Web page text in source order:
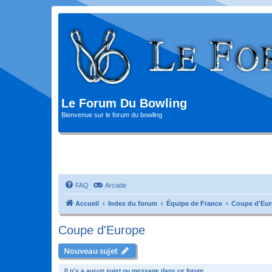
Le Forum Du Bowling
Bienvenue sur le forum du bowling
FAQ Arcade
Accueil Index du forum Équipe de France Coupe
Coupe d'Europe
Nouveau sujet
Il n’y a aucun sujet ou message dans ce forum.